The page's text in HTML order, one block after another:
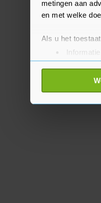
metingen aan
en met welke
Als u het
Uw
Lees meer over
toestemming op